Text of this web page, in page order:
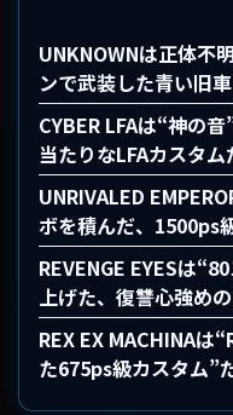
UNKNOWNは正体不
ンで武装した青い旧
CYBER LFAは“神の
当たりなLFAカスタム
UNRIVALED
ボを積んだ、1500ps
REVENGE EYESは
上げた、復讐心強め
REX EX MACHINAは
た675ps級カスタム”